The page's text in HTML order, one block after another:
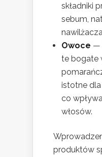
składniki
sebum,
Owoce —
te bogate
istotne dla
co
włosów.
produktów